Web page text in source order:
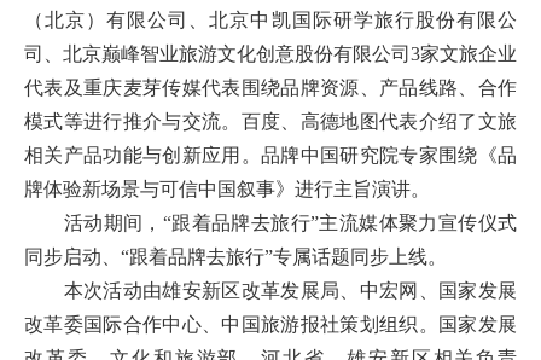
（北京）有限公司、北京中凯国际研学旅行股份有限公
司、北京巅峰智业旅游文化创意股份有限公司3家文旅企业
代表及重庆麦芽传媒代表围绕品牌资源、产品线路、合作
模式等进行推介与交流。百度、高德地图代表介绍了文旅
相关产品功能与创新应用。品牌中国研究院专家围绕《品
牌体验新场景与可信中国叙事》进行主旨演讲。
活动期间，“跟着品牌去旅行”主流媒体聚力宣传仪式
同步启动、“跟着品牌去旅行”专属话题同步上线。
本次活动由雄安新区改革发展局、中宏网、国家发展
改革委国际合作中心、中国旅游报社策划组织。国家发展